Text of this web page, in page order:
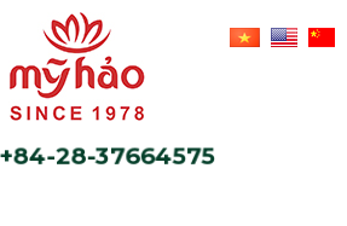
+84-28-37664575